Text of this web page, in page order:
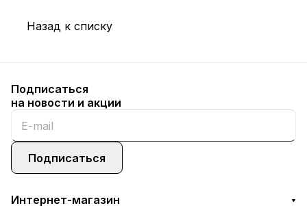
Назад к списку
Подписаться
на новости и акции
Подписаться
Интернет-магазин